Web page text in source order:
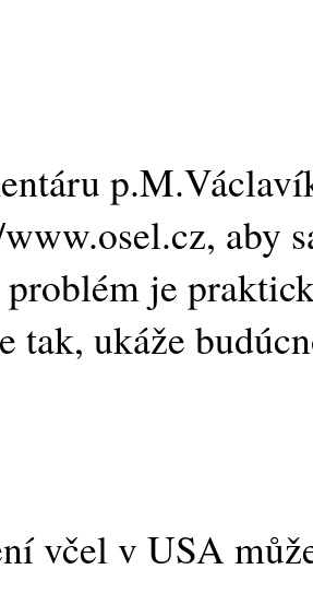
aby
problém je
tak, ukáže
včel v USA